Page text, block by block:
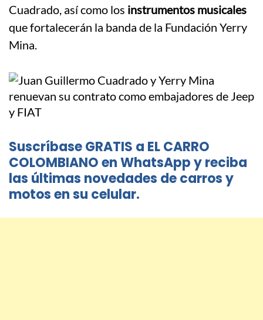
Cuadrado, así como los instrumentos musicales
que fortalecerán la banda de la Fundación Yerry
Mina.
Suscríbase GRATIS a EL CARRO
COLOMBIANO en WhatsApp y reciba
las últimas novedades de carros y
motos en su celular.